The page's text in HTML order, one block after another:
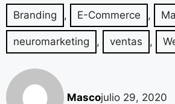
Branding , E-Commerce ,
neuromarketing , ventas ,
Mascojulio 29, 2020